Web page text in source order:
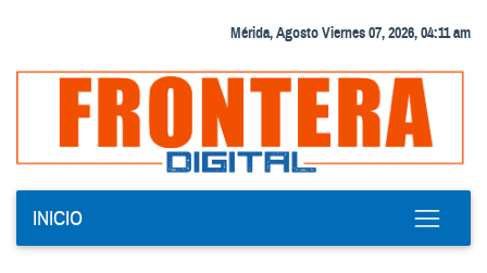
Mérida, Agosto Viernes 07, 2026, 04:11 am
INICIO